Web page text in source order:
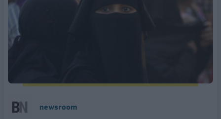
newsroom